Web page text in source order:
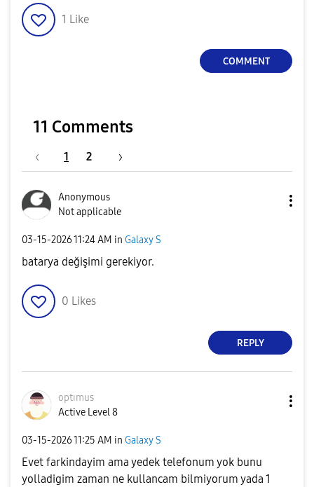
1 Like
COMMENT
11 Comments
1 2
Anonymous
Not applicable
‎03-15-202611:24 AM in Galaxy S
batarya değişimi gerekiyor.
0 Likes
REPLY
optımus
Active Level 8
‎03-15-202611:25 AM in Galaxy S
Evet farkindayim ama yedek telefonum yok bunu
yolladigim zaman ne kullancam bilmiyorum yada 1